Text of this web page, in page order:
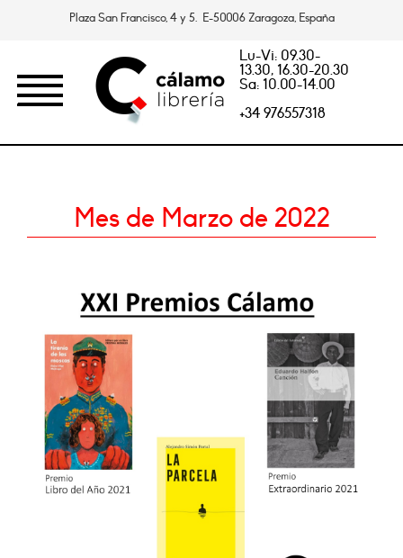
Plaza San Francisco, 4 y 5. E-50006 Zaragoza, España
Lu-Vi: 09.30-
13.30, 16.30-20.30
Sa: 10.00-14.00
+34 976557318
Mes de Marzo de 2022